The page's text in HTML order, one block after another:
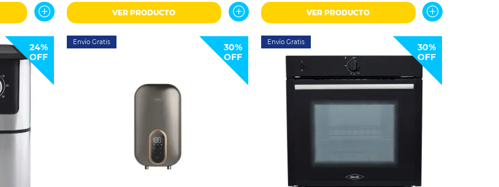
VER PRODUCTO VER PRODUCTO
24%
OFF
Envío Gratis
30%
OFF
Envío Gratis
30%
OFF